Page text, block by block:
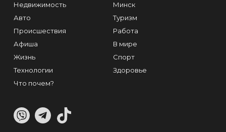
Недвижимость
Авто
Происшествия
Афиша
Жизнь
Технологии
Что почем?
Минск
Туризм
Работа
В мире
Спорт
Здоровье